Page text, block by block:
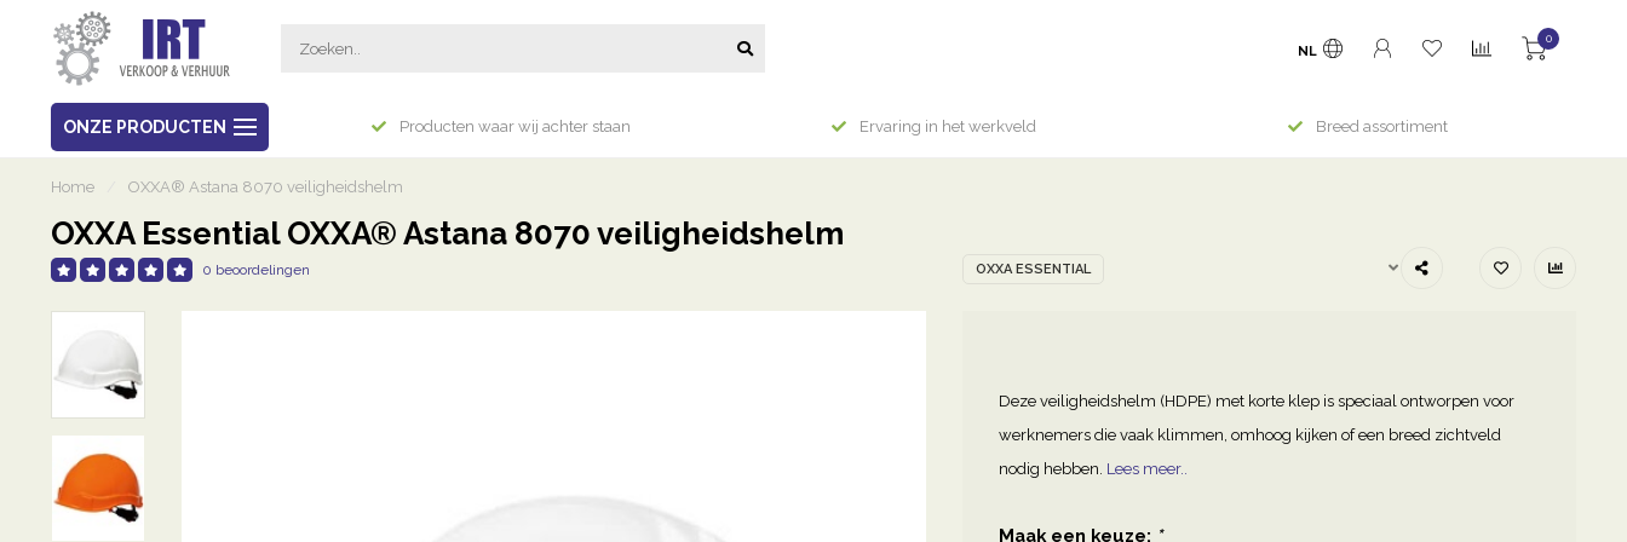
NL
0
ONZE PRODUCTEN
Breed assortiment Producten waar wij achter staan Ervaring in het werkveld Breed assortiment
Home OXXA® Astana 8070 veiligheidshelm
OXXA Essential OXXA® Astana 8070 veiligheidshelm
0 beoordelingen OXXA ESSENTIAL
Deze veiligheidshelm (HDPE) met korte klep is speciaal ontworpen voor
werknemers die vaak klimmen, omhoog kijken of een breed zichtveld
nodig hebben. Lees meer..
Maak een keuze: *